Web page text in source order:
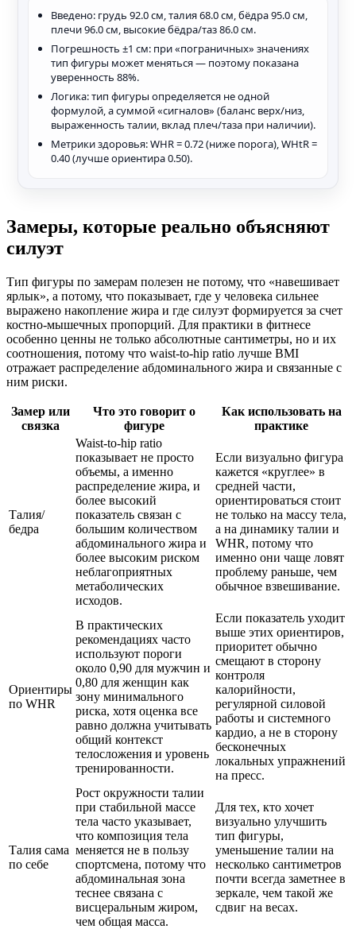
Введено: грудь 92.0 см, талия 68.0 см, бёдра 95.0 см,
плечи 96.0 см, высокие бёдра/таз 86.0 см.
Погрешность ±1 см: при «пограничных» значениях
тип фигуры может меняться — поэтому показана
уверенность 88%.
Логика: тип фигуры определяется не одной
формулой, а суммой «сигналов» (баланс верх/низ,
выраженность талии, вклад плеч/таза при наличии).
Метрики здоровья: WHR = 0.72 (ниже порога), WHtR =
0.40 (лучше ориентира 0.50).
Замеры, которые реально объясняют
силуэт
Тип фигуры по замерам полезен не потому, что «навешивает
ярлык», а потому, что показывает, где у человека сильнее
выражено накопление жира и где силуэт формируется за счет
костно-мышечных пропорций. Для практики в фитнесе
особенно ценны не только абсолютные сантиметры, но и их
соотношения, потому что waist-to-hip ratio лучше BMI
отражает распределение абдоминального жира и связанные с
ним риски.
Замер или
связка
Что это говорит о
фигуре
Как использовать на
практике
Талия/
бедра
Waist-to-hip ratio
показывает не просто
объемы, а именно
распределение жира, и
более высокий
показатель связан с
большим количеством
абдоминального жира и
более высоким риском
неблагоприятных
метаболических
исходов.
Если визуально фигура
кажется «круглее» в
средней части,
ориентироваться стоит
не только на массу тела,
а на динамику талии и
WHR, потому что
именно они чаще ловят
проблему раньше, чем
обычное взвешивание.
Ориентиры
по WHR
В практических
рекомендациях часто
используют пороги
около 0,90 для мужчин и
0,80 для женщин как
зону минимального
риска, хотя оценка все
равно должна учитывать
общий контекст
телосложения и уровень
тренированности.
Если показатель уходит
выше этих ориентиров,
приоритет обычно
смещают в сторону
контроля
калорийности,
регулярной силовой
работы и системного
кардио, а не в сторону
бесконечных
локальных упражнений
на пресс.
Талия сама
по себе
Рост окружности талии
при стабильной массе
тела часто указывает,
что композиция тела
меняется не в пользу
спортсмена, потому что
абдоминальная зона
теснее связана с
висцеральным жиром,
чем общая масса.
Для тех, кто хочет
визуально улучшить
тип фигуры,
уменьшение талии на
несколько сантиметров
почти всегда заметнее в
зеркале, чем такой же
сдвиг на весах.